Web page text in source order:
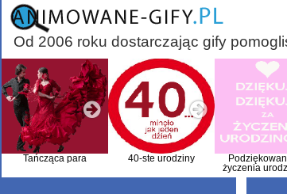
Od 2006 roku dostarczając gify
Tańcząca para 40-ste urodziny
życzenia